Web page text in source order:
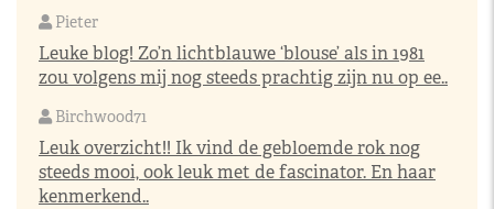
Pieter
Leuke blog! Zo’n lichtblauwe ‘blouse’ als in 1981
zou volgens mij nog steeds prachtig zijn nu op ee..
Birchwood71
Leuk overzicht!! Ik vind de gebloemde rok nog
steeds mooi, ook leuk met de fascinator. En haar
kenmerkend..